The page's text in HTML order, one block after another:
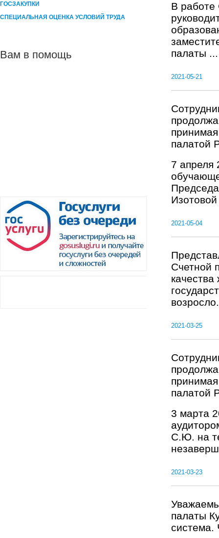
ГОСЗАКУПКИ
СПЕЦИАЛЬНАЯ ОЦЕНКА УСЛОВИЙ ТРУДА
Вам в помощь
В работе
палаты ...
2021-05-21
палатой
7 апреля
2021-05-04
Счетной
возросло.
2021-03-25
палатой
3 марта
С.Ю. на
2021-03-23
палаты
система.